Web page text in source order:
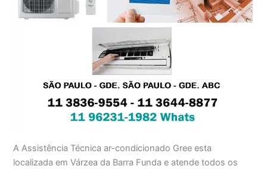
A Assistência Técnica ar-condicionado Gree esta
localizada em Várzea da Barra Funda e atende todos os